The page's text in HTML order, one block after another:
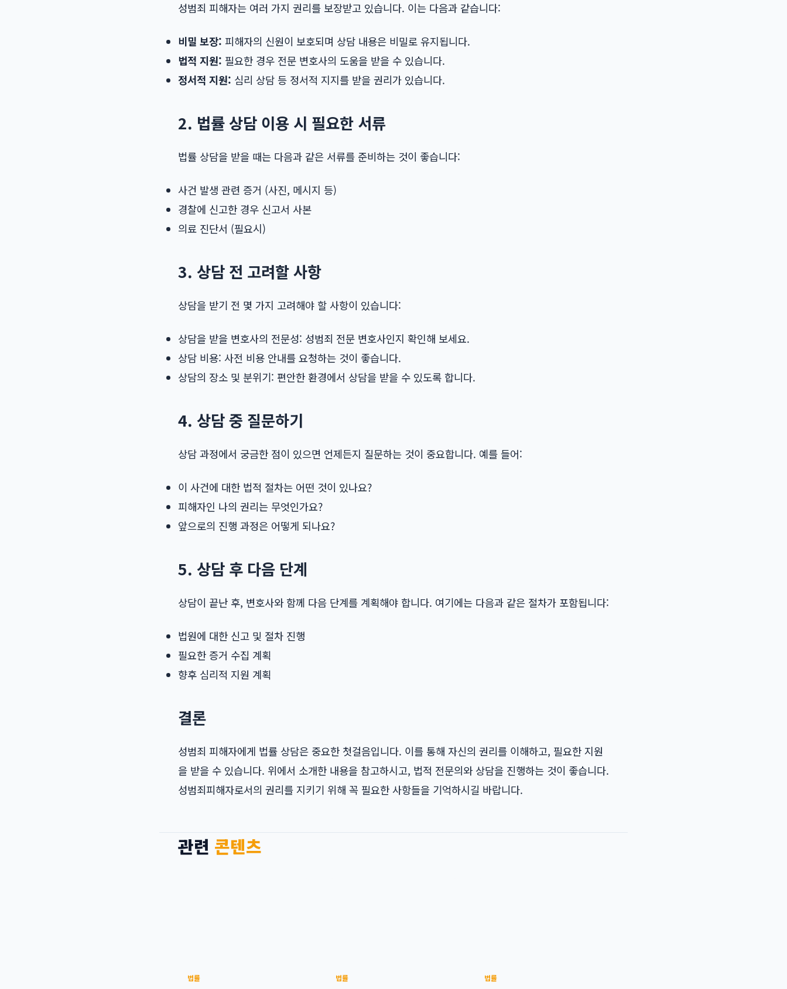
성범죄 피해자는 여러 가지 권리를 보장받고 있습니다. 이는 다음과 같습니다:
비밀 보장: 피해자의 신원이 보호되며 상담 내용은 비밀로 유지됩니다.
법적 지원: 필요한 경우 전문 변호사의 도움을 받을 수 있습니다.
정서적 지원: 심리 상담 등 정서적 지지를 받을 권리가 있습니다.
2. 법률 상담 이용 시 필요한 서류
법률 상담을 받을 때는 다음과 같은 서류를 준비하는 것이 좋습니다:
사건 발생 관련 증거 (사진, 메시지 등)
경찰에 신고한 경우 신고서 사본
의료 진단서 (필요시)
3. 상담 전 고려할 사항
상담을 받기 전 몇 가지 고려해야 할 사항이 있습니다:
상담을 받을 변호사의 전문성: 성범죄 전문 변호사인지 확인해 보세요.
상담 비용: 사전 비용 안내를 요청하는 것이 좋습니다.
상담의 장소 및 분위기: 편안한 환경에서 상담을 받을 수 있도록 합니다.
4. 상담 중 질문하기
상담 과정에서 궁금한 점이 있으면 언제든지 질문하는 것이 중요합니다. 예를 들어:
이 사건에 대한 법적 절차는 어떤 것이 있나요?
피해자인 나의 권리는 무엇인가요?
앞으로의 진행 과정은 어떻게 되나요?
5. 상담 후 다음 단계
상담이 끝난 후, 변호사와 함께 다음 단계를 계획해야 합니다. 여기에는 다음과 같은 절차가 포함됩니다:
법원에 대한 신고 및 절차 진행
필요한 증거 수집 계획
향후 심리적 지원 계획
결론
성범죄 피해자에게 법률 상담은 중요한 첫걸음입니다. 이를 통해 자신의 권리를 이해하고, 필요한 지원
을 받을 수 있습니다. 위에서 소개한 내용을 참고하시고, 법적 전문의와 상담을 진행하는 것이 좋습니다.
성범죄피해자로서의 권리를 지키기 위해 꼭 필요한 사항들을 기억하시길 바랍니다.
관련 콘텐츠
법률 법률 법률